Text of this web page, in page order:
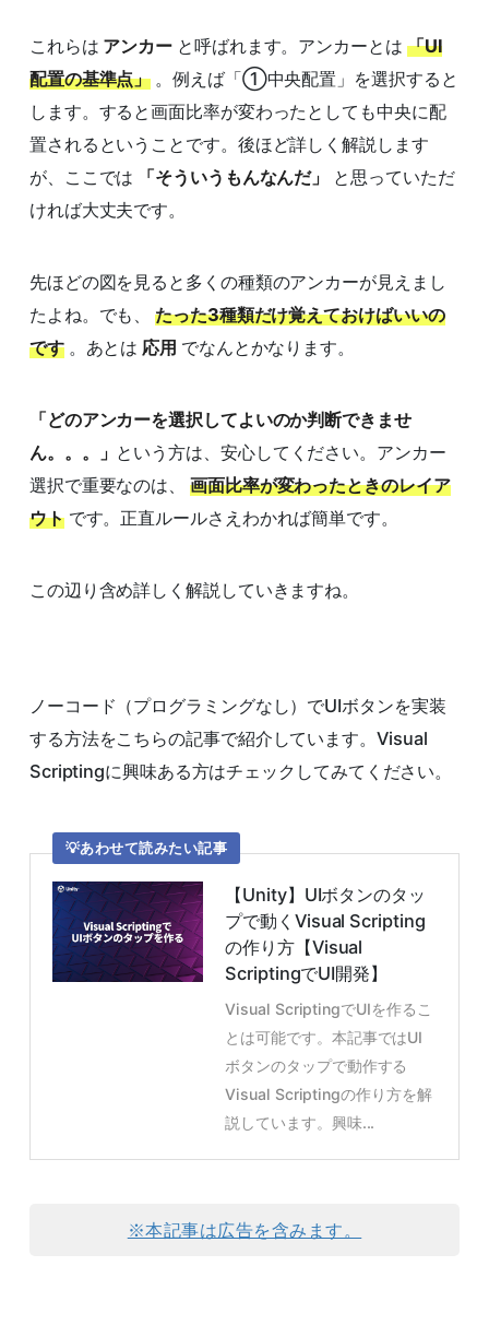
これらは アンカー と呼ばれます。アンカーとは 「UI
配置の基準点」 。例えば「①中央配置」を選択すると
します。すると画面比率が変わったとしても中央に配
置されるということです。後ほど詳しく解説します
が、ここでは
「そういうもんなんだ」
と思っていただ
ければ大丈夫です。
先ほどの図を見ると多くの種類のアンカーが見えまし
たよね。でも、たった3種類だけ覚えておけばいいの
です。あとは 応用 でなんとかなります。
「どのアンカーを選択してよいのか判断できませ
ん。。。」 という方は、安心してください。アンカー
選択で重要なのは、 画面比率が変わったときのレイア
ウトです。正直ルールさえわかれば簡単です。
この辺り含め詳しく解説していきますね。
ノーコード（プログラミングなし）でUIボタンを実装
する方法をこちらの記事で紹介しています。Visual
Scriptingに興味ある方はチェックしてみてください。
あわせて読みたい記事
【Unity】UIボタンのタッ
プで動くVisual Scripting
の作り方【Visual
ScriptingでUI開発】
Visual ScriptingでUIを作るこ
とは可能です。本記事ではUI
ボタンのタップで動作する
Visual Scriptingの作り方を解
説しています。興味...
※本記事は広告を含みます。